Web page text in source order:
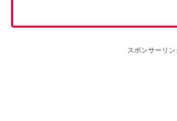
スポンサーリン